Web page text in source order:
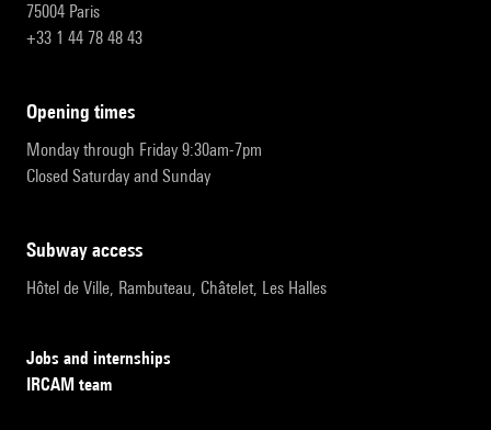
75004 Paris
+33 1 44 78 48 43
opening times
Monday through Friday 9:30am-7pm
Closed Saturday and Sunday
subway access
Hôtel de Ville, Rambuteau, Châtelet, Les Halles
Jobs and internships
IRCAM team